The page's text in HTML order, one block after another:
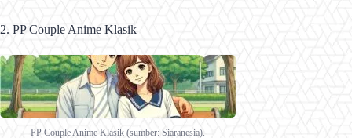
2. PP Couple Anime Klasik
PP Couple Anime Klasik (sumber: Siaranesia).